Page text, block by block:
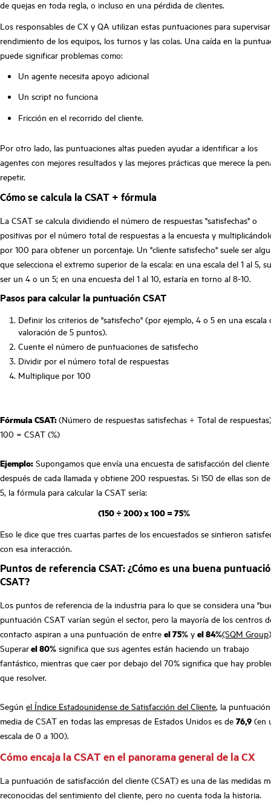
de quejas en toda regla, o incluso en una pérdida de clientes.
Los responsables de CX y QA utilizan estas puntuaciones para
rendimiento de los equipos, los turnos y las colas. Una caída en la
puede significar problemas como:
Un agente necesita apoyo adicional
Un script no funciona
Fricción en el recorrido del cliente.
Por otro lado, las puntuaciones altas pueden ayudar a identificar a los
agentes con mejores resultados y las mejores prácticas que merece la
repetir.
Cómo se calcula la CSAT + fórmula
La CSAT se calcula dividiendo el número de respuestas "satisfechas" o
positivas por el número total de respuestas a la encuesta y
por 100 para obtener un porcentaje. Un "cliente satisfecho" suele ser
que selecciona el extremo superior de la escala: en una escala del 1 al 5,
ser un 4 o un 5; en una encuesta del 1 al 10, estaría en torno al 8-10.
Pasos para calcular la puntuación CSAT
Definir los criterios de "satisfecho" (por ejemplo, 4 o 5 en una escala
valoración de 5 puntos).
Cuente el número de puntuaciones de satisfecho
Dividir por el número total de respuestas
Multiplique por 100
Fórmula CSAT:(Número de respuestas satisfechas ÷ Total de
100 = CSAT (%)
Ejemplo: Supongamos que envía una encuesta de satisfacción del cliente
después de cada llamada y obtiene 200 respuestas. Si 150 de ellas son
5, la fórmula para calcular la CSAT sería:
(150 ÷ 200) x 100 = 75%
Eso le dice que tres cuartas partes de los encuestados se sintieron
con esa interacción.
Puntos de referencia CSAT: ¿Cómo es una buena
CSAT?
Los puntos de referencia de la industria para lo que se considera una
puntuación CSAT varían según el sector, pero la mayoría de los centros
contacto aspiran a una puntuación de entre el 75% y el 84%(SQM Group
Superarel 80% significa que sus agentes están haciendo un trabajo
fantástico, mientras que caer por debajo del 70% significa que hay
que resolver.
Según el Índice Estadounidense de Satisfacción del Cliente, la puntuación
media de CSAT en todas las empresas de Estados Unidos es de 76,9 (en
escala de 0 a 100).
Cómo encaja la CSAT en el panorama general de la CX
La puntuación de satisfacción del cliente (CSAT) es una de las medidas
reconocidas del sentimiento del cliente, pero no cuenta toda la historia.